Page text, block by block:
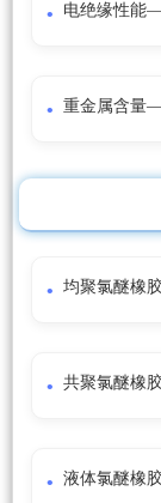
电绝缘性能
重金属含量
均聚氯醚橡
共聚氯醚橡
液体氯醚橡